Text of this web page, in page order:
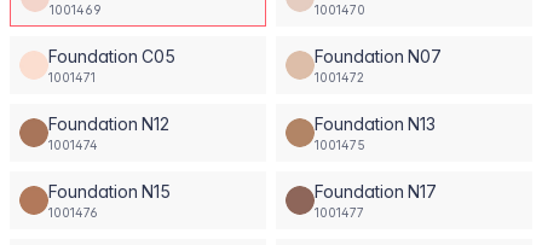
1001469 1001470
Foundation C05
1001471
Foundation N07
1001472
Foundation N12
1001474
Foundation N13
1001475
Foundation N15
1001476
Foundation N17
1001477